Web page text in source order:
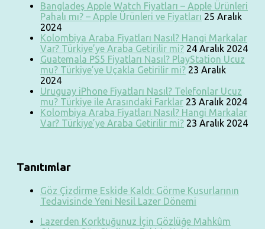
Bangladeş Apple Watch Fiyatları – Apple Ürünleri
Pahalı mı? – Apple Ürünleri ve Fiyatları 25 Aralık
2024
Kolombiya Araba Fiyatları Nasıl? Hangi Markalar
Var? Türkiye’ye Araba Getirilir mi? 24 Aralık 2024
Guatemala PS5 Fiyatları Nasıl? PlayStation Ucuz
mu? Türkiye’ye Uçakla Getirilir mi? 23 Aralık
2024
Uruguay iPhone Fiyatları Nasıl? Telefonlar Ucuz
mu? Türkiye ile Arasındaki Farklar 23 Aralık 2024
Kolombiya Araba Fiyatları Nasıl? Hangi Markalar
Var? Türkiye’ye Araba Getirilir mi? 23 Aralık 2024
Tanıtımlar
Göz Çizdirme Eskide Kaldı: Görme Kusurlarının
Tedavisinde Yeni Nesil Lazer Dönemi
Lazerden Korktuğunuz İçin Gözlüğe Mahkûm